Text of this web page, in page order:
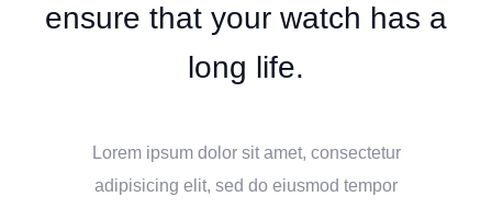
ensure that your watch has a
long life.
Lorem ipsum dolor sit amet, consectetur
adipisicing elit, sed do eiusmod tempor